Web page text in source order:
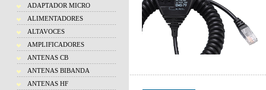
ADAPTADOR MICRO
ALIMENTADORES
ALTAVOCES
AMPLIFICADORES
ANTENAS CB
ANTENAS BIBANDA
ANTENAS HF